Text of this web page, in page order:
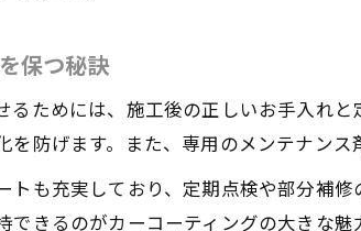
保つ秘訣
るためには、施工後の正しいお手入れ
防げます。また、専用のメンテナンス
トも充実しており、定期点検や部分補
きるのがカーコーティングの大きな魅